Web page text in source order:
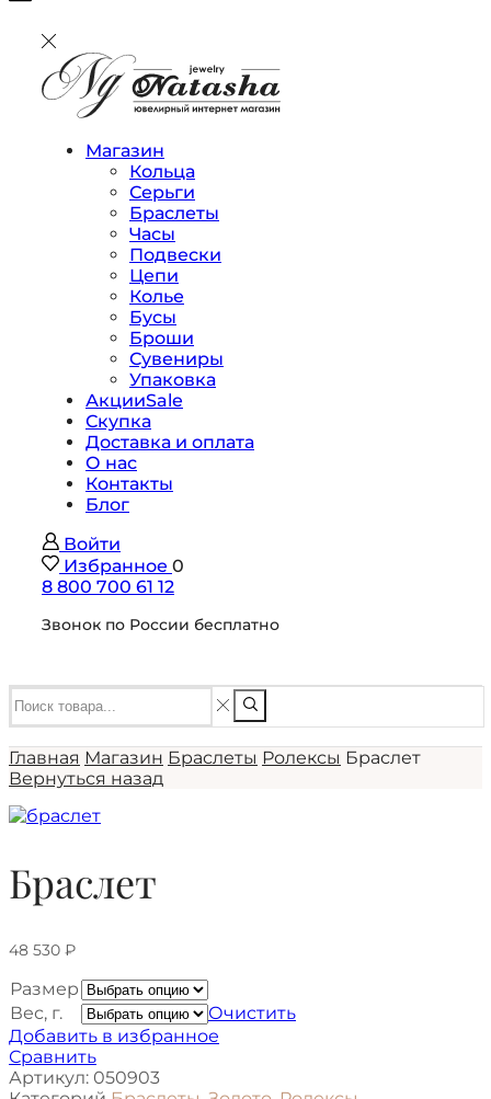
Магазин
Кольца
Серьги
Браслеты
Часы
Подвески
Цепи
Колье
Бусы
Броши
Сувениры
Упаковка
АкцииSale
Скупка
Доставка и оплата
О нас
Контакты
Блог
Войти
Избранное 0
8 800 700 61 12
Звонок по России бесплатно
Главная Магазин Браслеты Ролексы Браслет
Вернуться назад
Браслет
48 530 ₽
Размер
Вес, г.
Очистить
Добавить в избранное
Сравнить
Артикул: 050903